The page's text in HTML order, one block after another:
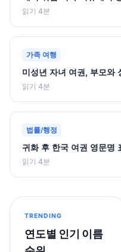
읽기 4분
가족 여행
미성년 자녀 여권, 부모와
읽기 4분
법률/행정
귀화 후 한국 여권 영문명
읽기 4분
TRENDING
연도별 인기 이름